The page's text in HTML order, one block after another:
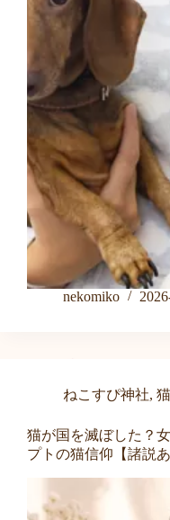
nekomiko
ねこすぴ神社,
猫が国を滅ぼした？
プトの猫信仰【諸説あ